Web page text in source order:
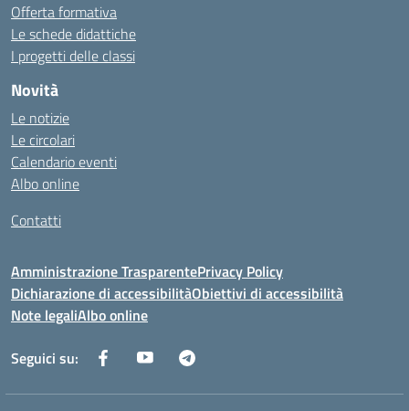
Offerta formativa
Le schede didattiche
I progetti delle classi
Novità
Le notizie
Le circolari
Calendario eventi
Albo online
Contatti
Amministrazione TrasparentePrivacy Policy
Dichiarazione di accessibilitàObiettivi di accessibilità
Note legaliAlbo online
Seguici su: